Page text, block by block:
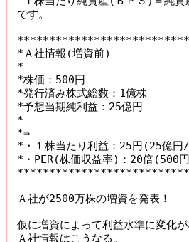
です。
*Ａ社情報(増資前)
*
*株価：500円
*発行済み株式総数：1億株
*予想当期純利益：25億円
*
*⇒
*・１株当たり利益：25円(25億円
*・PER(株価収益率)：20倍(500
Ａ社が2500万株の増資を発表！
仮に増資によって利益水準に変化が
Ａ社情報はこうなる。